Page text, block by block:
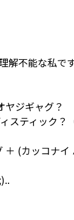
不能な私です
ジギャグ？
スティック？
(カッコナイ